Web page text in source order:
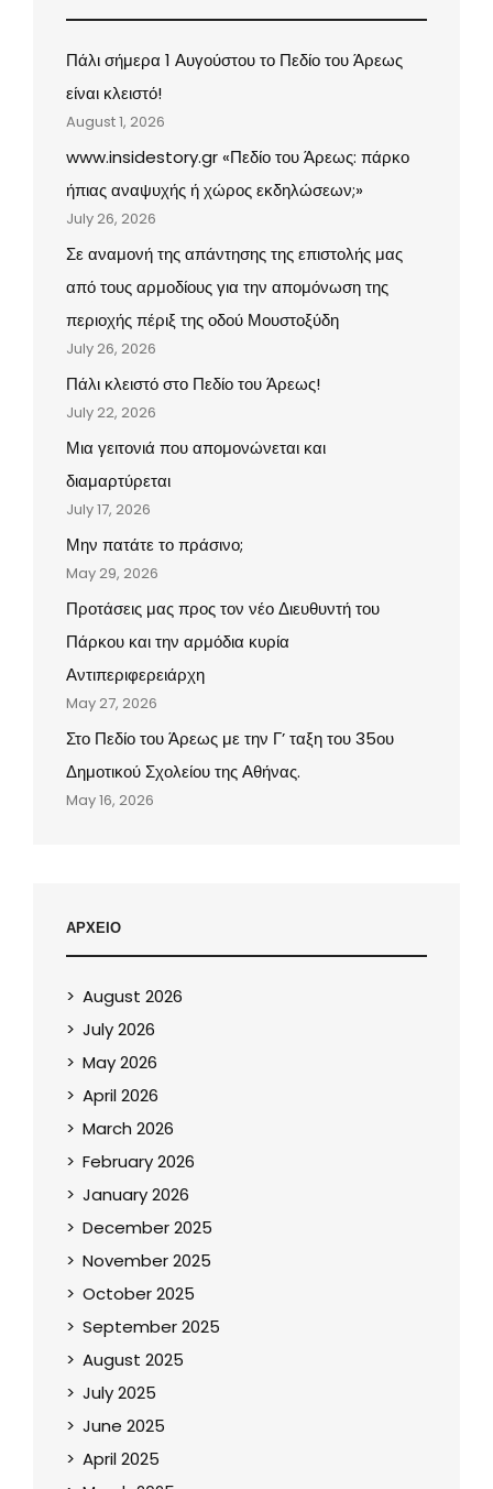
Πάλι σήμερα 1 Αυγούστου το Πεδίο του Άρεως
είναι κλειστό!
August 1, 2026
www.insidestory.gr «Πεδίο του Άρεως: πάρκο
ήπιας αναψυχής ή χώρος εκδηλώσεων;»
July 26, 2026
Σε αναμονή της απάντησης της επιστολής μας
από τους αρμοδίους για την απομόνωση της
περιοχής πέριξ της οδού Μουστοξύδη
July 26, 2026
Πάλι κλειστό στο Πεδίο του Άρεως!
July 22, 2026
Μια γειτονιά που απομονώνεται και
διαμαρτύρεται
July 17, 2026
Μην πατάτε το πράσινο;
May 29, 2026
Προτάσεις μας προς τον νέο Διευθυντή του
Πάρκου και την αρμόδια κυρία
Αντιπεριφερειάρχη
May 27, 2026
Στο Πεδίο του Άρεως με την Γ’ ταξη του 35ου
Δημοτικού Σχολείου της Αθήνας.
May 16, 2026
ΑΡΧΕΙΟ
August 2026
July 2026
May 2026
April 2026
March 2026
February 2026
January 2026
December 2025
November 2025
October 2025
September 2025
August 2025
July 2025
June 2025
April 2025